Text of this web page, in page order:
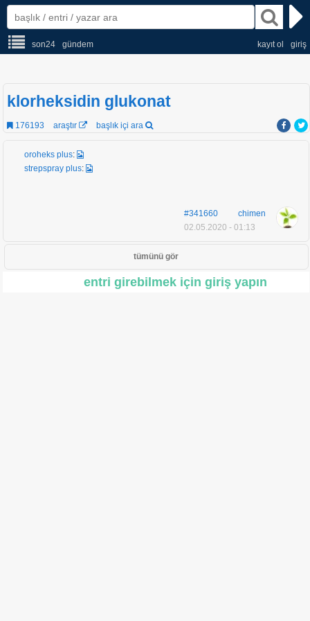
son24 gündem giriş
kayıt ol
klorheksidin glukonat
176193 araştır başlık içi ara
oroheks plus:
strepspray plus:
#341660
chimen
02.05.2020 - 01:13
tümünü gör
entri girebilmek için giriş yapın